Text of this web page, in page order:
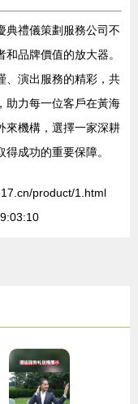
典禮儀策劃服務公司不
品牌價值的放大器。
、演出服務的精彩，共
助力每一位客戶在黃海
來機構，選擇一家深耕
成功的重要保障。
product/1.html